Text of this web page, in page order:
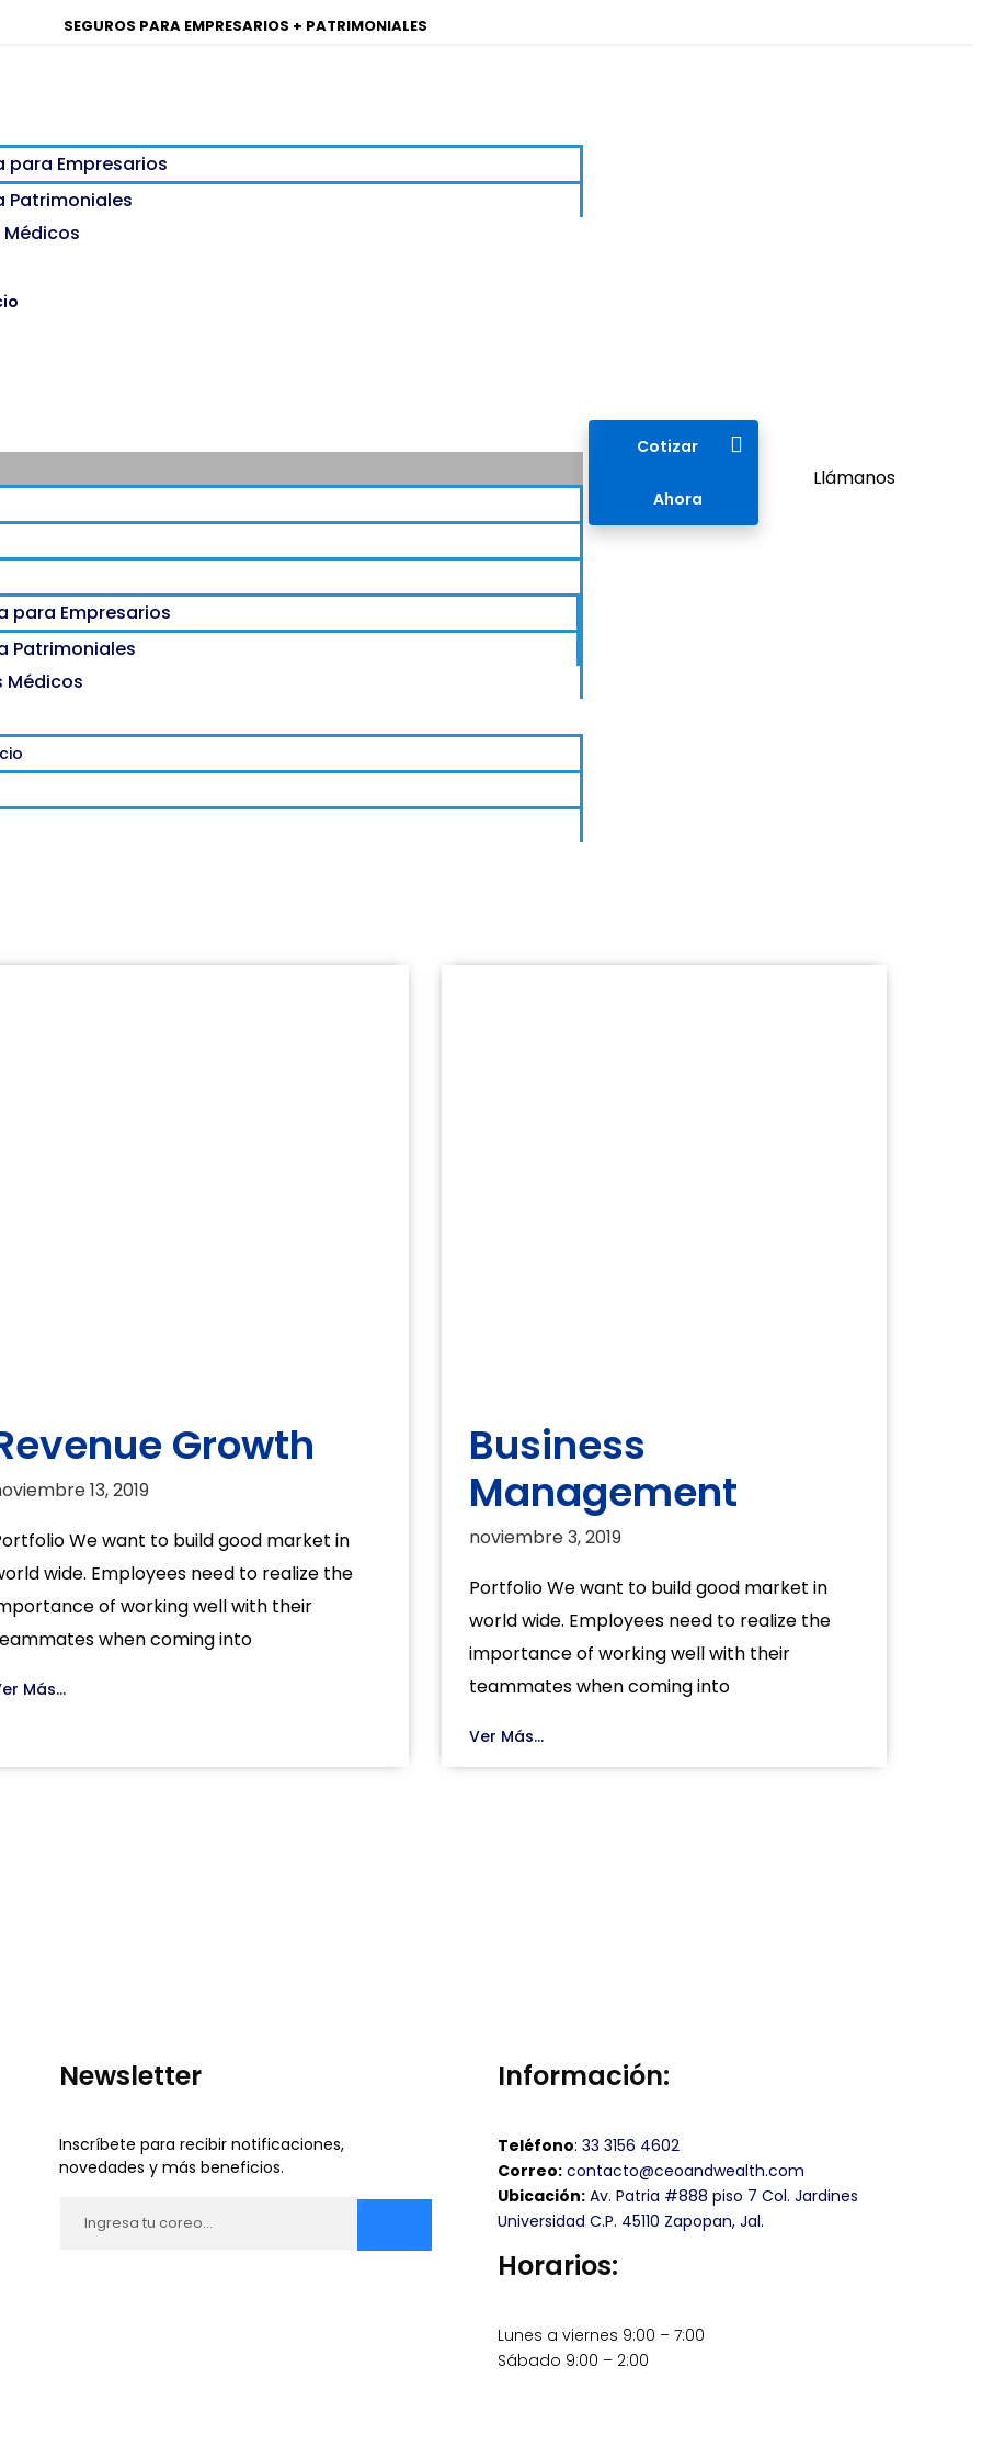
SEGUROS PARA EMPRESARIOS + PATRIMONIALES
para Empresarios
Patrimoniales
para Empresarios
Patrimoniales
Médicos
Cotizar
Ahora
Llámanos
Growth
13, 2019
We want to build good market in
wide. Employees need to realize the
of working well with their
when coming into
Más...
Business
Management
noviembre 3, 2019
Portfolio We want to build good market in
world wide. Employees need to realize the
importance of working well with their
teammates when coming into
Ver Más...
Newsletter
Inscríbete para recibir notificaciones,
novedades y más beneficios.
Información:
Teléfono: 33 3156 4602
Correo: contacto@ceoandwealth.com
Ubicación: Av. Patria #888 piso 7 Col. Jardines
Universidad C.P. 45110 Zapopan, Jal.
Horarios:
Lunes a viernes 9:00 – 7:00
Sábado 9:00 – 2:00